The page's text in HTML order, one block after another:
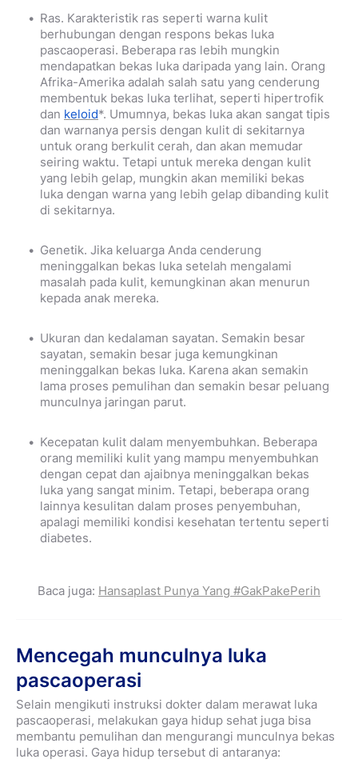
Ras. Karakteristik ras seperti warna kulit
berhubungan dengan respons bekas luka
pascaoperasi. Beberapa ras lebih mungkin
mendapatkan bekas luka daripada yang lain. Orang
Afrika-Amerika adalah salah satu yang cenderung
membentuk bekas luka terlihat, seperti hipertrofik
dan keloid*. Umumnya, bekas luka akan sangat tipis
dan warnanya persis dengan kulit di sekitarnya
untuk orang berkulit cerah, dan akan memudar
seiring waktu. Tetapi untuk mereka dengan kulit
yang lebih gelap, mungkin akan memiliki bekas
luka dengan warna yang lebih gelap dibanding kulit
di sekitarnya.
Genetik. Jika keluarga Anda cenderung
meninggalkan bekas luka setelah mengalami
masalah pada kulit, kemungkinan akan menurun
kepada anak mereka.
Ukuran dan kedalaman sayatan. Semakin besar
sayatan, semakin besar juga kemungkinan
meninggalkan bekas luka. Karena akan semakin
lama proses pemulihan dan semakin besar peluang
munculnya jaringan parut.
Kecepatan kulit dalam menyembuhkan. Beberapa
orang memiliki kulit yang mampu menyembuhkan
dengan cepat dan ajaibnya meninggalkan bekas
luka yang sangat minim. Tetapi, beberapa orang
lainnya kesulitan dalam proses penyembuhan,
apalagi memiliki kondisi kesehatan tertentu seperti
diabetes.
Baca juga: Hansaplast Punya Yang #GakPakePerih
Mencegah munculnya luka
pascaoperasi
Selain mengikuti instruksi dokter dalam merawat luka
pascaoperasi, melakukan gaya hidup sehat juga bisa
membantu pemulihan dan mengurangi munculnya bekas
luka operasi. Gaya hidup tersebut di antaranya: